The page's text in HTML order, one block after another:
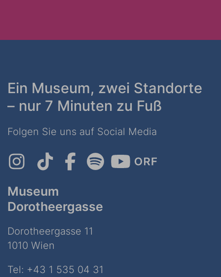
Ein Museum, zwei Standorte
– nur 7 Minuten zu Fuß
Folgen Sie uns auf Social Media
Museum
Dorotheergasse
Dorotheergasse 11
1010 Wien
Tel: +43 1 535 04 31